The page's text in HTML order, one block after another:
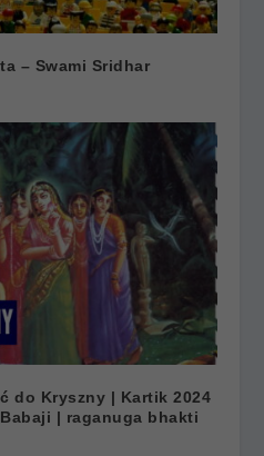
– Swami Sridhar
do Kryszny | Kartik 2024
| raganuga bhakti